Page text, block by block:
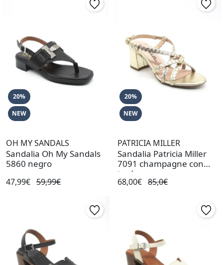
20%
NEW
OH MY SANDALS
Sandalia Oh My Sandals
5860 negro
47,99€ 59,99€
20%
NEW
PATRICIA MILLER
Sandalia Patricia Miller
7091 champagne con
tacón
68,00€ 85,0€